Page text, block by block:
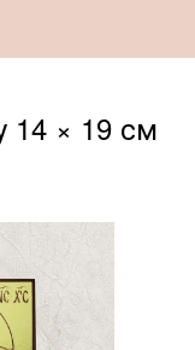
14 × 19 см